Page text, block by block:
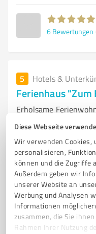
Diese Webseite
Wir verwenden Cookies,
personalisieren,
können und die Zugriffe
Außerdem geben wir
unserer Website an
Werbung und Analysen
Informationen
zusammen, die Sie
Rahmen Ihrer Nutzung
6 Bewertungen
5 Hotels &
Ferienhaus "Zum
Erholsame
Echo" in Wurzbach
FERIENHAUS WURZBACH
RENNSTEIG
WANDERN THERME
Titschendorf 75,
info@maler-krauter.eu